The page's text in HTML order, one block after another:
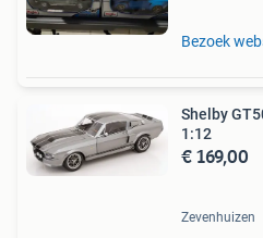
Bezoek
Shelby
1:12
€ 169,00
Zevenhuizen